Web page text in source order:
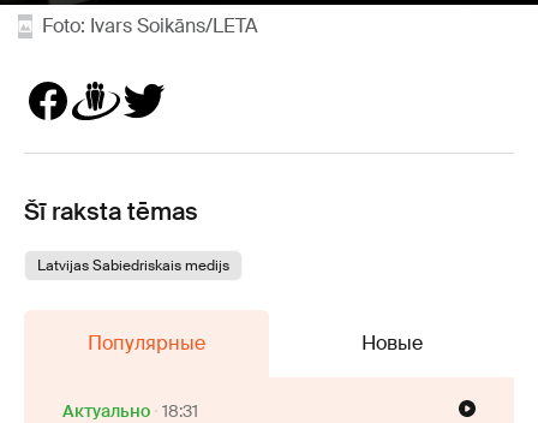
Foto: Ivars Soikāns/LETA
Šī raksta tēmas
Latvijas Sabiedriskais medijs
Популярные Новые
Актуально 18:31